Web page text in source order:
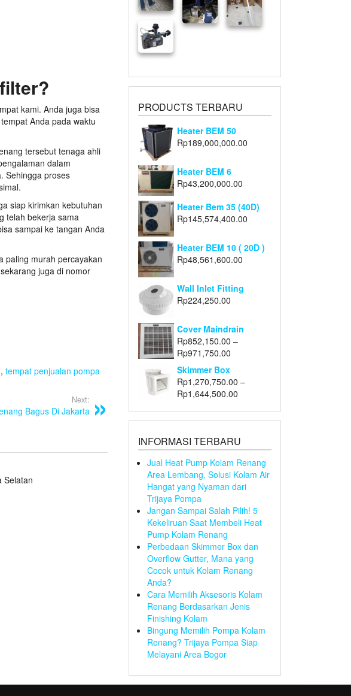
kami. Anda juga bisa
Anda pada waktu
tersebut tenaga ahli
dalam
Sehingga proses
siap kirimkan kebutuhan
telah bekerja sama
sampai ke tangan Anda
paling murah percayakan
juga di nomor
, tempat penjualan pompa
Next:
Bagus Di Jakarta
Selatan
PRODUCTS TERBARU
Heater BEM 50
Rp189,000,000.00
Heater BEM 6
Rp43,200,000.00
Heater Bem 35 (40D)
Rp145,574,400.00
Heater BEM 10 ( 20D )
Rp48,561,600.00
Wall Inlet Fitting
Rp224,250.00
Cover Maindrain
Rp852,150.00 –
Rp971,750.00
Skimmer Box
Rp1,270,750.00 –
Rp1,644,500.00
INFORMASI TERBARU
Jual Heat Pump Kolam Renang
Area Lembang, Solusi Kolam Air
Hangat yang Nyaman dari
Trijaya Pompa
Jangan Sampai Salah Pilih! 5
Kekeliruan Saat Membeli Heat
Pump Kolam Renang
Perbedaan Skimmer Box dan
Overflow Gutter, Mana yang
Cocok untuk Kolam Renang
Anda?
Cara Memilih Aksesoris Kolam
Renang Berdasarkan Jenis
Finishing Kolam
Bingung Memilih Pompa Kolam
Renang? Trijaya Pompa Siap
Melayani Area Bogor